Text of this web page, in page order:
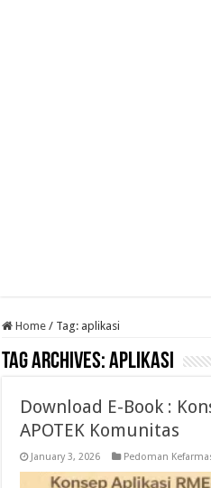
Home / Tag: aplikasi
Tag Archives:aplikasi
Download E-Book :
APOTEK Komunitas
January 3, 2026 Pedoman